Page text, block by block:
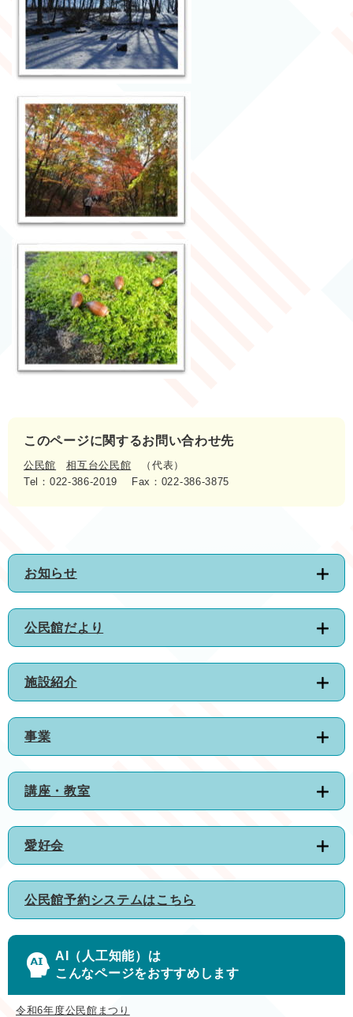
このページに関するお問い合わせ先
公民館 相互台公民館
代表
Tel：022-386-2019
Fax：022-386-3875
お知らせ
公民館だより
施設紹介
事業
講座・教室
愛好会
公民館予約システムはこちら
AI（人工知能）は
こんなページをおすすめします
令和6年度公民館まつり